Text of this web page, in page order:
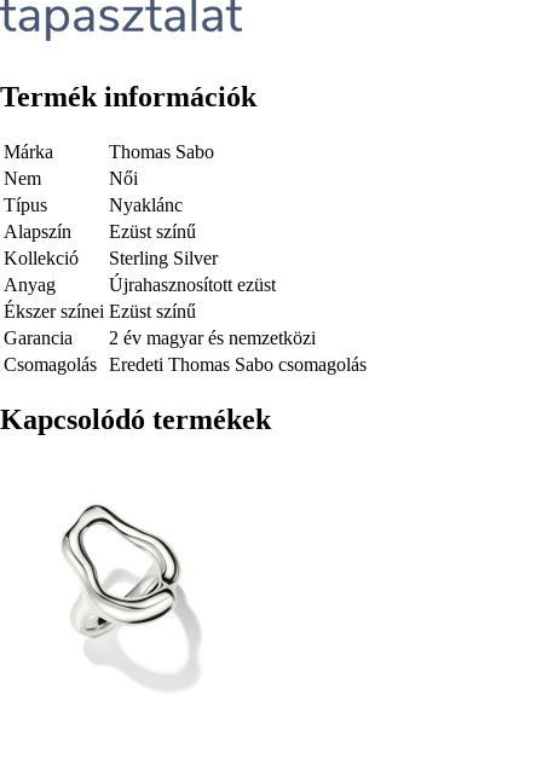
Termék információk
Márka
Thomas Sabo
Nem
Női
Típus
Nyaklánc
Alapszín
Ezüst színű
Kollekció
Sterling Silver
Anyag
Újrahasznosított ezüst
Ékszer színei Ezüst színű
Garancia
2 év magyar és nemzetközi
Csomagolás Eredeti Thomas Sabo csomagolás
Kapcsolódó termékek